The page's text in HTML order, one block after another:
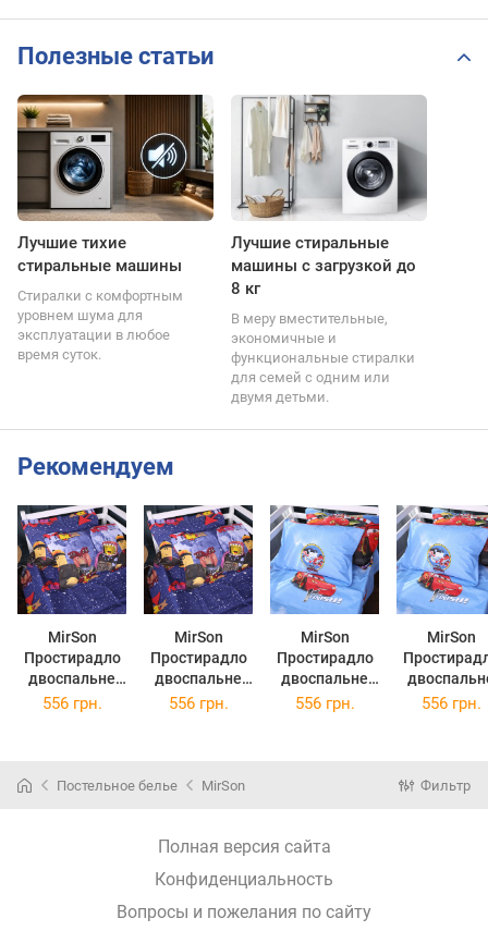
Полезные статьи
Лучшие тихие
стиральные машины
Стиралки с комфортным
уровнем шума для
эксплуатации в любое
время суток.
Лучшие стиральные
машины с загрузкой до
8 кг
В меру вместительные,
экономичные и
функциональные стиралки
для семей с одним или
двумя детьми.
Рекомендуем
MirSon
Простирадло
двоспальне
180x220 см 17-
MirSon
Простирадло
двоспальне
180x220 см
MirSon
Простирадло
двоспальне
180x220 см 17-
MirSon
180x220
556 грн. 556 грн. 556 грн. 556 грн.
Постельное белье MirSon Фильтр
Полная версия сайта
Конфиденциальность
Вопросы и пожелания по сайту